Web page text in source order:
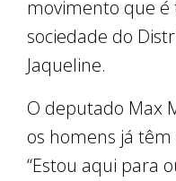
movimento que
sociedade do
Jaqueline.
O deputado Max
os homens já
“Estou aqui para